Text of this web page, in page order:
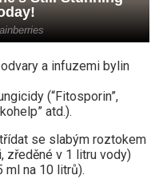
a infuzemi bylin
(“Fitosporin”,
atd.).
se slabým roztokem
zředěné v 1 litru vody)
ml na 10 litrů).